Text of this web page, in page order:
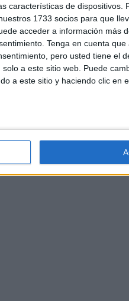
características de dispositivos.
1733 socios para que
acceder a información más
Tenga en cuenta
pero usted tiene el
a este sitio web. Puede
a este sitio y haciendo clic en